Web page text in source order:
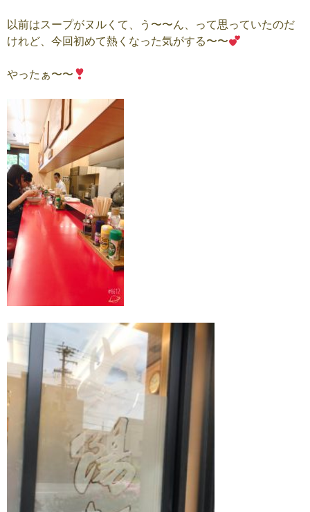
以前はスープがヌルくて、う〜〜ん、って思っていたのだ
けれど、今回初めて熱くなった気がする〜〜
やったぁ〜〜